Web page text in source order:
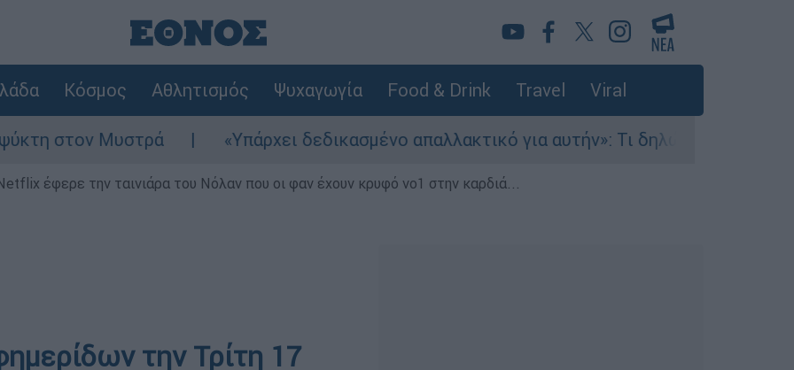
Κόσμος Αθλητισμός Ψυχαγωγία Food & Drink Travel Viral
στον Μυστρά «Υπάρχει δεδικασμένο απαλλακτικό για αυτήν»: Τι δηλώνει στο
έφερε την ταινιάρα του Νόλαν που οι φαν έχουν κρυφό νο1 στην καρδιά...
την Τρίτη 17